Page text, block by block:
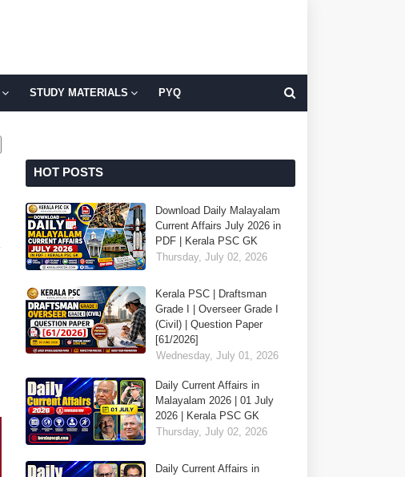
STUDY MATERIALS PYQ
HOT POSTS
Download Daily Malayalam
Current Affairs July 2026 in
PDF | Kerala PSC GK
Thursday, July 02, 2026
Kerala PSC | Draftsman
Grade I | Overseer Grade I
(Civil) | Question Paper
[61/2026]
Wednesday, July 01, 2026
Daily Current Affairs in
Malayalam 2026 | 01 July
2026 | Kerala PSC GK
Thursday, July 02, 2026
Daily Current Affairs in